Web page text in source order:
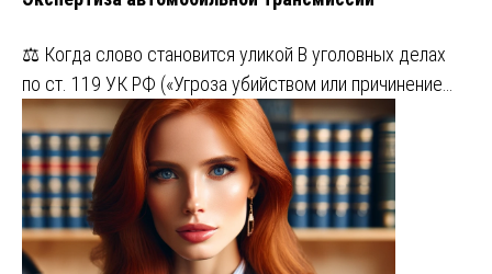
⚖️ Когда слово становится уликой В уголовных делах
по ст. 119 УК РФ («Угроза убийством или причинение…